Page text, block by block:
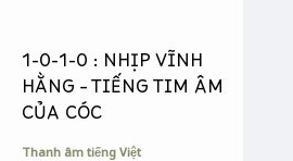
1-0-1-0 : NHỊP VĨNH
HẰNG – TIẾNG TIM ÂM
CỦA CÓC
Thanh âm tiếng Việt